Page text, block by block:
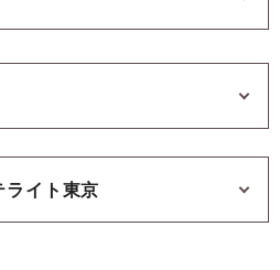
ライト東京